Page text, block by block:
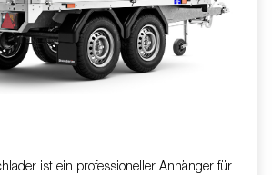
ist ein professioneller Anhänger für